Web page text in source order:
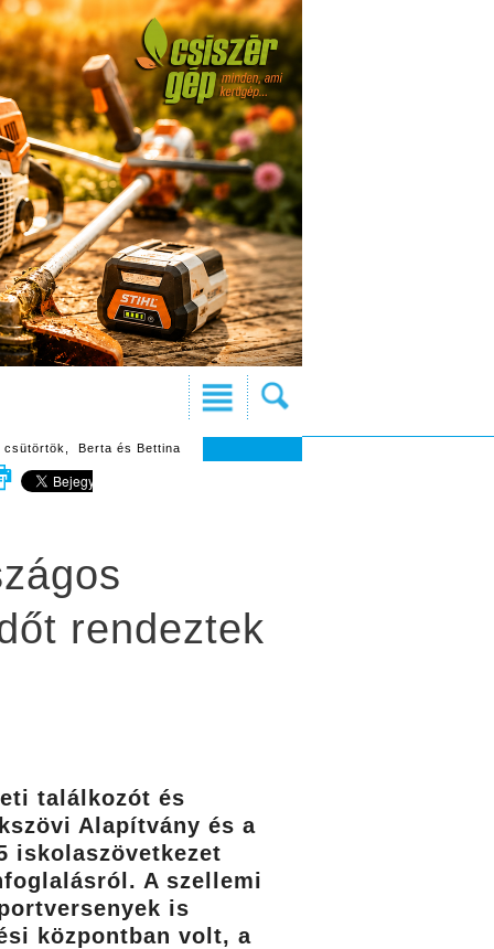
csütörtök, Berta és Bettina
rendeztek
találkozót és
Alapítvány és a
iskolaszövetkezet
A szellemi
is
központban volt, a